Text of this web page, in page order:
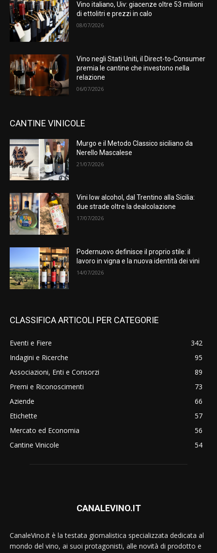
Vino italiano, Uiv: giacenze oltre 53 milioni
di ettolitri e prezzi in calo
08/07/2026
Vino negli Stati Uniti, il Direct-to-Consumer
premia le cantine che investono nella
relazione
06/07/2026
CANTINE VINICOLE
Murgo e il Metodo Classico siciliano da
Nerello Mascalese
21/07/2026
Vini low alcohol, dal Trentino alla Sicilia:
due strade oltre la dealcolazione
17/07/2026
Podernuovo definisce il proprio stile: il
lavoro in vigna e la nuova identità dei vini
14/07/2026
CLASSIFICA ARTICOLI PER CATEGORIE
Eventi e Fiere
342
Indagini e Ricerche
95
Associazioni, Enti e Consorzi
89
Premi e Riconoscimenti
73
Aziende
66
Etichette
57
Mercato ed Economia
56
Cantine Vinicole
54
CANALEVINO.IT
CanaleVino.it è la testata giornalistica specializzata dedicata al
mondo del vino, ai suoi protagonisti, alle novità di prodotto e